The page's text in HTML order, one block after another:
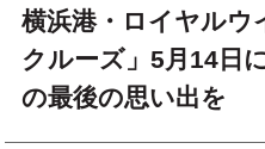
横浜港・ロイヤルウ
クルーズ」5月14日
の最後の思い出を